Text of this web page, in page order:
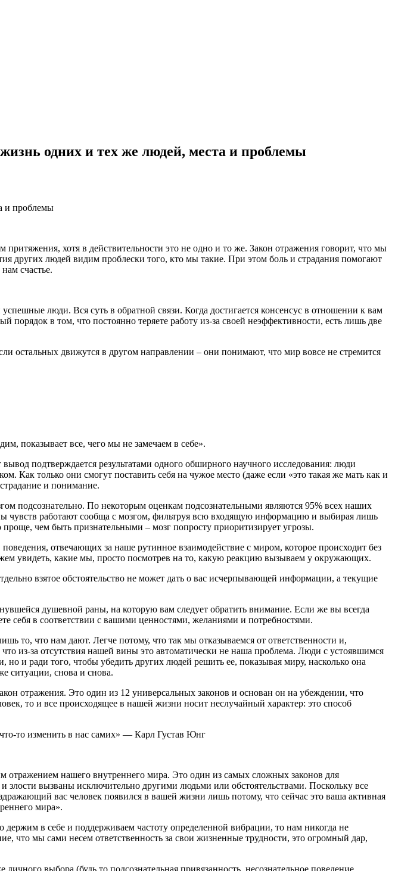
одних и тех же людей, места и проблемы
хотя в действительности это не одно и то же. Закон отражения говорит, что мы
других людей видим проблески того, кто мы такие. При этом боль и страдания помогают
счастье.
люди. Вся суть в обратной связи. Когда достигается консенсус в отношении к вам
в том, что постоянно теряете работу из-за своей неэффективности, есть лишь две
остальных движутся в другом направлении – они понимают, что мир вовсе не стремится
показывает все, чего мы не замечаем в себе».
подтверждается результатами одного обширного научного исследования: люди
Как только они смогут поставить себя на чужое место (даже если «это такая же мать как и
и понимание.
подсознательно. По некоторым оценкам подсознательными являются 95% всех наших
чувств работают сообща с мозгом, фильтруя всю входящую информацию и выбирая лишь
чем быть признательными – мозг попросту приоритизирует угрозы.
отвечающих за наше рутинное взаимодействие с миром, которое происходит без
увидеть, какие мы, просто посмотрев на то, какую реакцию вызываем у окружающих.
взятое обстоятельство не может дать о вас исчерпывающей информации, а текущие
душевной раны, на которую вам следует обратить внимание. Если же вы всегда
себя в соответствии с вашими ценностями, желаниями и потребностями.
то, что нам дают. Легче потому, что так мы отказываемся от ответственности и,
из-за отсутствия нашей вины это автоматически не наша проблема. Люди с устоявшимся
и ради того, чтобы убедить других людей решить ее, показывая миру, насколько она
ситуации, снова и снова.
отражения. Это один из 12 универсальных законов и основан он на убеждении, что
то и все происходящее в нашей жизни носит неслучайный характер: это способ
что-то изменить в нас самих» — Карл Густав Юнг
отражением нашего внутреннего мира. Это один из самых сложных законов для
вызваны исключительно другими людьми или обстоятельствами. Поскольку все
вас человек появился в вашей жизни лишь потому, что сейчас это ваша активная
мира».
в себе и поддерживаем частоту определенной вибрации, то нам никогда не
что мы сами несем ответственность за свои жизненные трудности, это огромный дар,
выбора (будь то подсознательная привязанность, несознательное поведение,